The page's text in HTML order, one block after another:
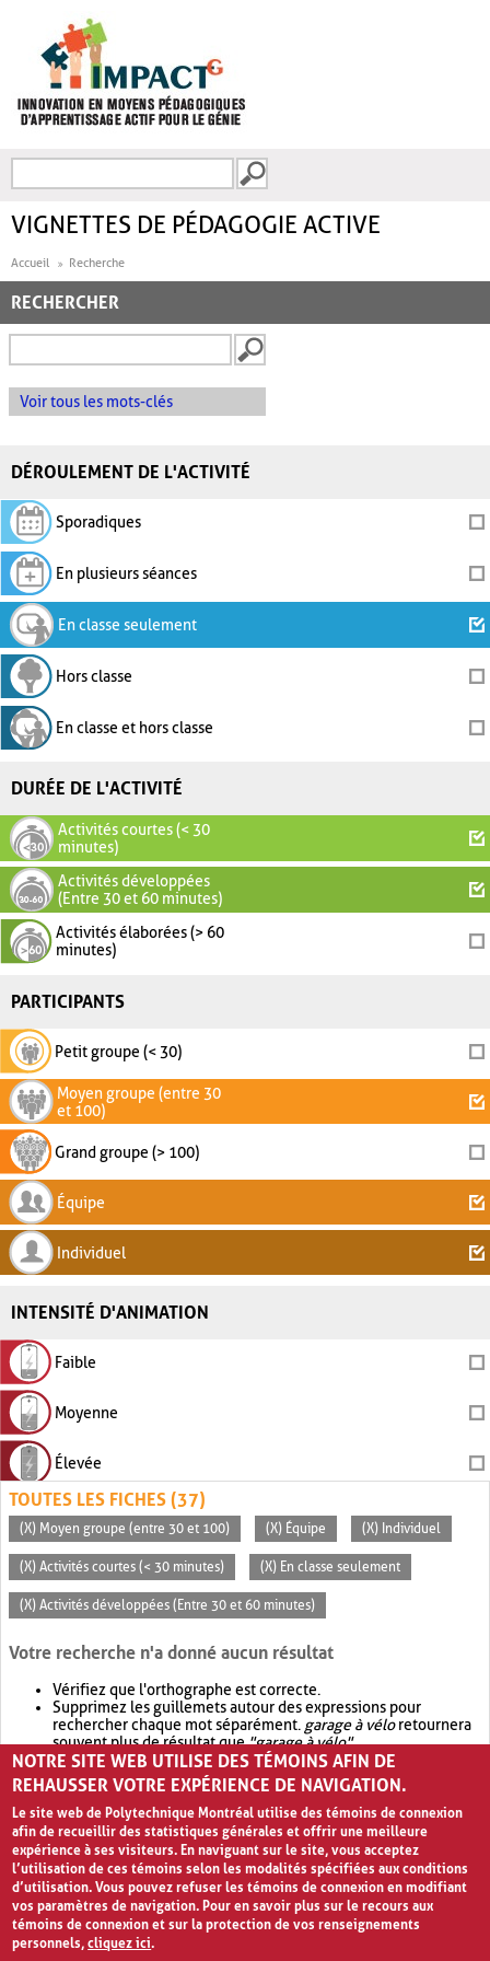
FORMULAIRE DE
VIGNETTES DE PÉDAGOGIE ACTIVE
Accueil Recherche
RECHERCHER
Voir tous les mots-clés
DÉROULEMENT DE L'ACTIVITÉ
Sporadiques
En plusieurs séances
En classe seulement
Hors classe
En classe et hors classe
DURÉE DE L'ACTIVITÉ
Activités courtes (< 30
minutes)
Activités développées
(Entre 30 et 60 minutes)
Activités élaborées (> 60
minutes)
PARTICIPANTS
Petit groupe (< 30)
Moyen groupe (entre 30
et 100)
Grand groupe (> 100)
Équipe
Individuel
INTENSITÉ D'ANIMATION
Faible
Moyenne
Élevée
TOUTES LES FICHES (37)
(X) Moyen groupe (entre 30 et 100) (X) Équipe (X) Individuel
(X) Activités courtes (< 30 minutes) (X) En classe seulement
(X) Activités développées (Entre 30 et 60 minutes)
Votre recherche n'a donné aucun résultat
Vérifiez que l'orthographe est correcte.
Supprimez les guillemets autour des expressions pour
rechercher chaque mot séparément. garage à véloretournera
souvent plus de résultat que"garage à vélo".
Envisagez d'élargir votre recherche avec OR.garage OR vélo
retournera souvent plus de résultat quegarage à vélo
NOTRE SITE WEB UTILISE DES TÉMOINS AFIN DE
REHAUSSER VOTRE EXPÉRIENCE DE NAVIGATION.
Le site web de Polytechnique Montréal utilise des témoins de connexion
afin de recueillir des statistiques générales et offrir une meilleure
expérience à ses visiteurs. En naviguant sur le site, vous acceptez
l’utilisation de ces témoins selon les modalités spécifiées aux conditions
d’utilisation. Vous pouvez refuser les témoins de connexion en modifiant
vos paramètres de navigation. Pour en savoir plus sur le recours aux
témoins de connexion et sur la protection de vos renseignements
personnels,cliquez ici.